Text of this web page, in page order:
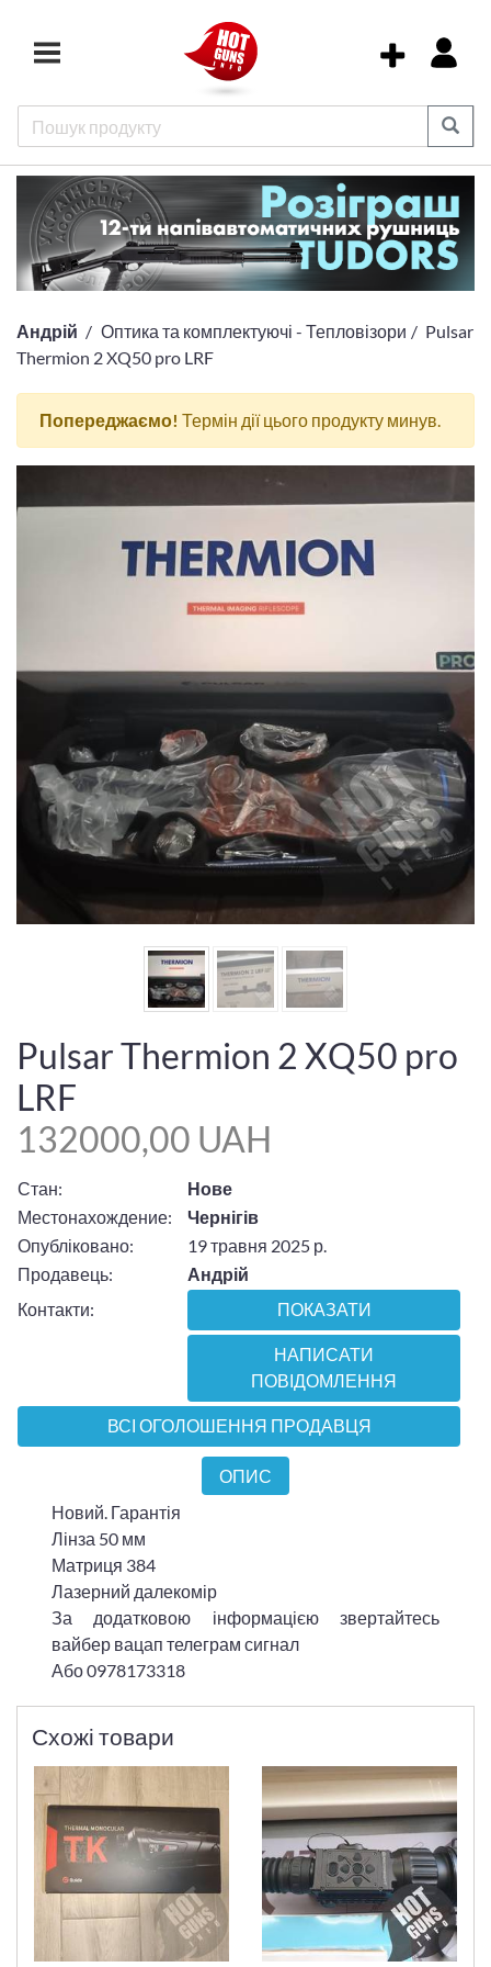
Андрій Оптика та комплектуючі - Тепловізори
Pulsar
Thermion 2 XQ50 pro LRF
Попереджаємо! Термін дії цього продукту минув.
Pulsar Thermion 2 XQ50 pro
LRF
132000,00 UAH
Стан:
Нове
Местонахождение:
Чернігів
Опубліковано:
19 травня 2025 р.
Продавець:
Андрій
Контакти:
ПОКАЗАТИ
НАПИСАТИ
ПОВІДОМЛЕННЯ
ВСІ ОГОЛОШЕННЯ ПРОДАВЦЯ
ОПИС
Новий. Гарантія
Лінза 50 мм
Матриця 384
Лазерний далекомір
За додатковою інформацією звертайтесь
вайбер вацап телеграм сигнал
Або 0978173318
Схожі товари